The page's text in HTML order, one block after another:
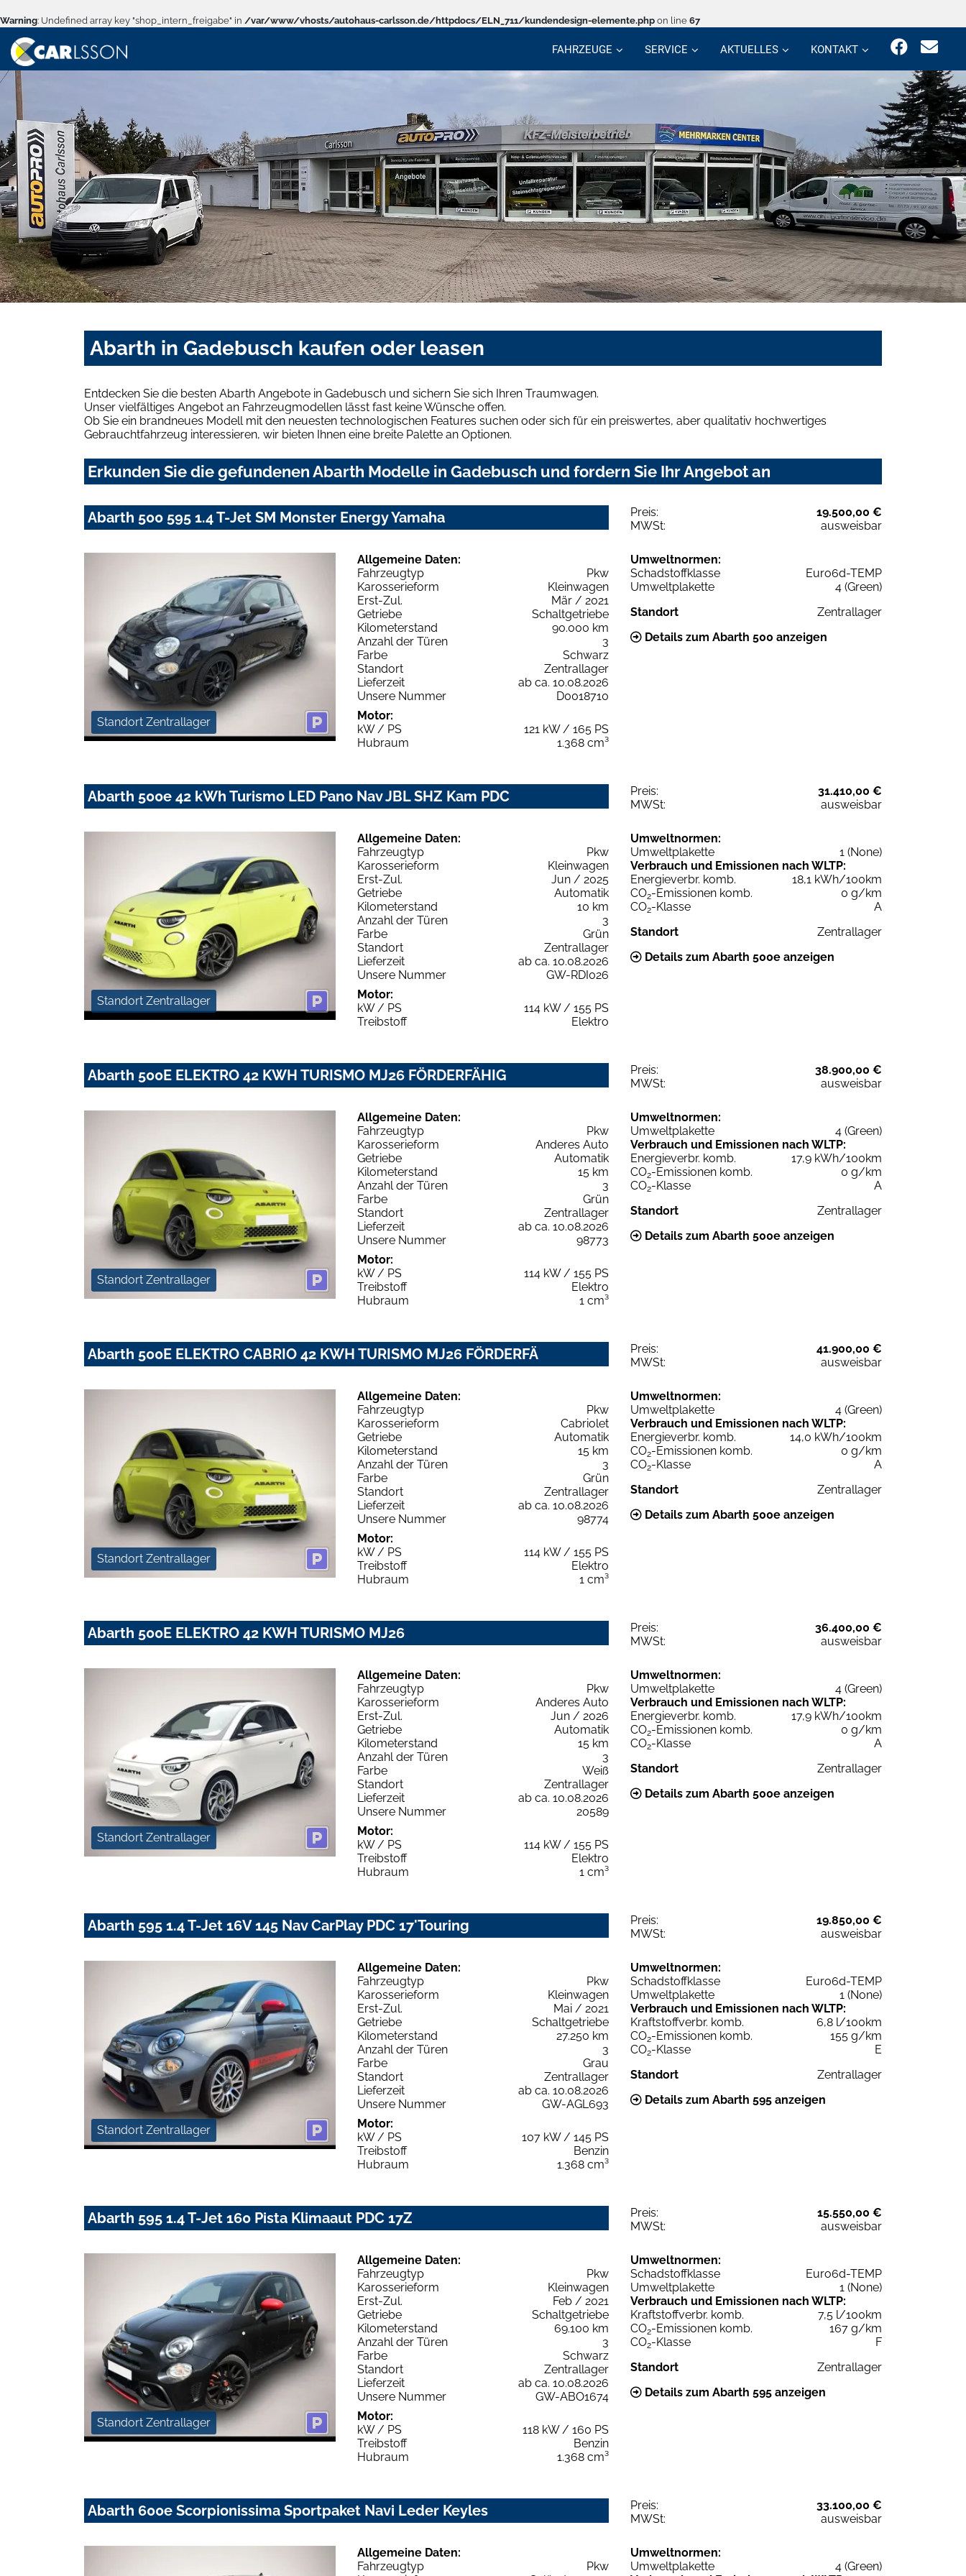
Warning: Undefined array key "shop_intern_freigabe" in /var/www/vhosts/autohaus-carlsson.de/httpdocs/ELN_711/kundendesign-elemente.php on line 67
FAHRZEUGE SERVICE AKTUELLES KONTAKT
Abarth in Gadebusch kaufen oder leasen
Entdecken Sie die besten Abarth Angebote in Gadebusch und sichern Sie sich Ihren Traumwagen.
Unser vielfältiges Angebot an Fahrzeugmodellen lässt fast keine Wünsche offen.
Ob Sie ein brandneues Modell mit den neuesten technologischen Features suchen oder sich für ein preiswertes, aber qualitativ hochwertiges
Gebrauchtfahrzeug interessieren, wir bieten Ihnen eine breite Palette an Optionen.
Erkunden Sie die gefundenen Abarth Modelle in Gadebusch und fordern Sie Ihr Angebot an
Abarth 500 595 1.4 T-Jet SM Monster Energy Yamaha Preis:
19.500,00 €
MWSt:
ausweisbar
Standort Zentrallager
Allgemeine Daten:
Fahrzeugtyp
Pkw
Karosserieform
Kleinwagen
Erst-Zul.
Mär / 2021
Getriebe
Schaltgetriebe
Kilometerstand
90.000 km
Anzahl der Türen
3
Farbe
Schwarz
Standort
Zentrallager
Lieferzeit
ab ca. 10.08.2026
Unsere Nummer
D0018710
Motor:
kW / PS
121 kW / 165 PS
Hubraum
1.368 cm³
Umweltnormen:
Schadstoffklasse
Euro6d-TEMP
Umweltplakette
4 (Green)
Standort
Zentrallager
Details zum Abarth 500 anzeigen
Abarth 500e 42 kWh Turismo LED Pano Nav JBL SHZ Kam PDC Preis:
31.410,00 €
MWSt:
ausweisbar
Standort Zentrallager
Allgemeine Daten:
Fahrzeugtyp
Pkw
Karosserieform
Kleinwagen
Erst-Zul.
Jun / 2025
Getriebe
Automatik
Kilometerstand
10 km
Anzahl der Türen
3
Farbe
Grün
Standort
Zentrallager
Lieferzeit
ab ca. 10.08.2026
Unsere Nummer
GW-RDI026
Motor:
kW / PS
114 kW / 155 PS
Treibstoff
Elektro
Umweltnormen:
Umweltplakette
1 (None)
Verbrauch und Emissionen nach WLTP:
Energieverbr. komb.
18,1 kWh/100km
CO2-Emissionen komb.
0 g/km
CO2-Klasse
A
Standort
Zentrallager
Details zum Abarth 500e anzeigen
Abarth 500E ELEKTRO 42 KWH TURISMO MJ26 FÖRDERFÄHIG Preis:
38.900,00 €
MWSt:
ausweisbar
Standort Zentrallager
Allgemeine Daten:
Fahrzeugtyp
Pkw
Karosserieform
Anderes Auto
Getriebe
Automatik
Kilometerstand
15 km
Anzahl der Türen
3
Farbe
Grün
Standort
Zentrallager
Lieferzeit
ab ca. 10.08.2026
Unsere Nummer
98773
Motor:
kW / PS
114 kW / 155 PS
Treibstoff
Elektro
Hubraum
1 cm³
Umweltnormen:
Umweltplakette
4 (Green)
Verbrauch und Emissionen nach WLTP:
Energieverbr. komb.
17,9 kWh/100km
CO2-Emissionen komb.
0 g/km
CO2-Klasse
A
Standort
Zentrallager
Details zum Abarth 500e anzeigen
Abarth 500E ELEKTRO CABRIO 42 KWH TURISMO MJ26 FÖRDERFÄ Preis:
41.900,00 €
MWSt:
ausweisbar
Standort Zentrallager
Allgemeine Daten:
Fahrzeugtyp
Pkw
Karosserieform
Cabriolet
Getriebe
Automatik
Kilometerstand
15 km
Anzahl der Türen
3
Farbe
Grün
Standort
Zentrallager
Lieferzeit
ab ca. 10.08.2026
Unsere Nummer
98774
Motor:
kW / PS
114 kW / 155 PS
Treibstoff
Elektro
Hubraum
1 cm³
Umweltnormen:
Umweltplakette
4 (Green)
Verbrauch und Emissionen nach WLTP:
Energieverbr. komb.
14,0 kWh/100km
CO2-Emissionen komb.
0 g/km
CO2-Klasse
A
Standort
Zentrallager
Details zum Abarth 500e anzeigen
Abarth 500E ELEKTRO 42 KWH TURISMO MJ26 Preis:
36.400,00 €
MWSt:
ausweisbar
Standort Zentrallager
Allgemeine Daten:
Fahrzeugtyp
Pkw
Karosserieform
Anderes Auto
Erst-Zul.
Jun / 2026
Getriebe
Automatik
Kilometerstand
15 km
Anzahl der Türen
3
Farbe
Weiß
Standort
Zentrallager
Lieferzeit
ab ca. 10.08.2026
Unsere Nummer
20589
Motor:
kW / PS
114 kW / 155 PS
Treibstoff
Elektro
Hubraum
1 cm³
Umweltnormen:
Umweltplakette
4 (Green)
Verbrauch und Emissionen nach WLTP:
Energieverbr. komb.
17,9 kWh/100km
CO2-Emissionen komb.
0 g/km
CO2-Klasse
A
Standort
Zentrallager
Details zum Abarth 500e anzeigen
Abarth 595 1.4 T-Jet 16V 145 Nav CarPlay PDC 17'Touring Preis:
19.850,00 €
MWSt:
ausweisbar
Standort Zentrallager
Allgemeine Daten:
Fahrzeugtyp
Pkw
Karosserieform
Kleinwagen
Erst-Zul.
Mai / 2021
Getriebe
Schaltgetriebe
Kilometerstand
27.250 km
Anzahl der Türen
3
Farbe
Grau
Standort
Zentrallager
Lieferzeit
ab ca. 10.08.2026
Unsere Nummer
GW-AGL693
Motor:
kW / PS
107 kW / 145 PS
Treibstoff
Benzin
Hubraum
1.368 cm³
Umweltnormen:
Schadstoffklasse
Euro6d-TEMP
Umweltplakette
1 (None)
Verbrauch und Emissionen nach WLTP:
Kraftstoffverbr. komb.
6,8 l/100km
CO2-Emissionen komb.
155 g/km
CO2-Klasse
E
Standort
Zentrallager
Details zum Abarth 595 anzeigen
Abarth 595 1.4 T-Jet 160 Pista Klimaaut PDC 17Z Preis:
15.550,00 €
MWSt:
ausweisbar
Standort Zentrallager
Allgemeine Daten:
Fahrzeugtyp
Pkw
Karosserieform
Kleinwagen
Erst-Zul.
Feb / 2021
Getriebe
Schaltgetriebe
Kilometerstand
69.100 km
Anzahl der Türen
3
Farbe
Schwarz
Standort
Zentrallager
Lieferzeit
ab ca. 10.08.2026
Unsere Nummer
GW-ABO1674
Motor:
kW / PS
118 kW / 160 PS
Treibstoff
Benzin
Hubraum
1.368 cm³
Umweltnormen:
Schadstoffklasse
Euro6d-TEMP
Umweltplakette
1 (None)
Verbrauch und Emissionen nach WLTP:
Kraftstoffverbr. komb.
7,5 l/100km
CO2-Emissionen komb.
167 g/km
CO2-Klasse
F
Standort
Zentrallager
Details zum Abarth 595 anzeigen
Abarth 600e Scorpionissima Sportpaket Navi Leder Keyles Preis:
33.100,00 €
MWSt:
ausweisbar
Allgemeine Daten:
Fahrzeugtyp
Pkw
Umweltnormen:
Umweltplakette
4 (Green)